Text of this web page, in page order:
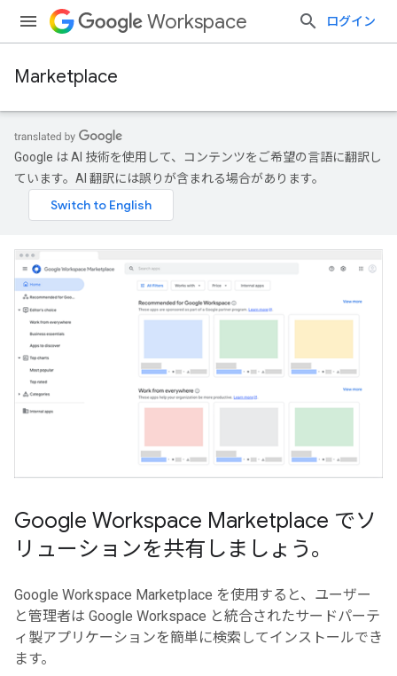
Workspace ログイン
Marketplace
Google は AI 技術を使用して、コンテンツをご希望の言語に翻訳し
ています。AI 翻訳には誤りが含まれる場合があります。
Google Workspace Marketplace でソ
リューションを共有しましょう。
Google Workspace Marketplace を使用すると、ユーザー
と管理者は Google Workspace と統合されたサードパーテ
ィ製アプリケーションを簡単に検索してインストールでき
ます。